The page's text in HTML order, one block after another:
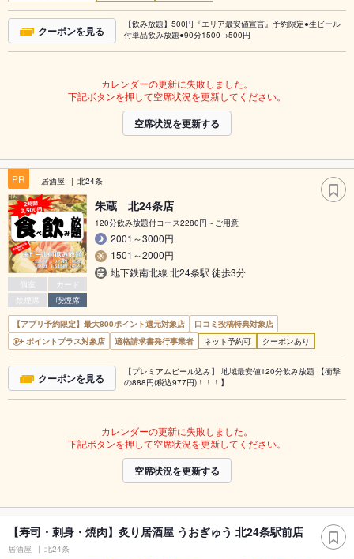
クーポンを見る
【飲み放題】500円『エリア最安値宣言』予約限定●生ビール
付単品飲み放題●90分1500→500円
カレンダーの更新に失敗しました。
下記ボタンを押して空席状況を更新してください。
空席状況を更新する
PR 居酒屋 北24条
個室
カード
禁煙席
喫煙席
朱蔵 北24条店
120分飲み放題付コース2280円～ご用意
2001～3000円
1501～2000円
地下鉄南北線 北24条駅 徒歩3分
【アプリ予約限定】最大800ポイント還元対象店
口コミ投稿特典対象店
ポイントプラス対象店
適格請求書発行事業者 ネット予約可 クーポンあり
クーポンを見る
【プレミアムビール込み】 地域最安値120分飲み放題 【衝撃
の888円(税込977円)！！！】
カレンダーの更新に失敗しました。
下記ボタンを押して空席状況を更新してください。
空席状況を更新する
【寿司・刺身・焼肉】炙り居酒屋 うおぎゅう 北24条駅前店
居酒屋 北24条